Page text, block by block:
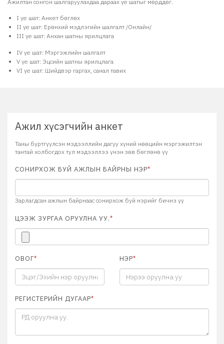
Ажилтан сонгон шалгаруулахдаа дараах үе шатыг мөрддөг.
I үе шат: Анкет бөглөх
II үе шат: Ерөнхий мэдлэгийн шалгалт /Онлайн/
III үе шат: Анхан шатны ярилцлага
IV үе шат: Мэргэжлийн шалгалт
V үе шат: Эцсийн шатны ярилцлага
VI үе шат: Шийдвэр гаргах, санал тавих
Ажил хүсэгчийн анкет
Таны бүртгүүлсэн мэдээллийн дагуу хүний нөөцийн мэргэжилтэн
тантай холбогдох тул мэдээллээ үнэн зөв бөглөнө үү
СОНИРХОЖ БУЙ АЖЛЫН БАЙРНЫ НЭР*
Зарлагдсан ажлын байрнаас сонирхож буй нэрийг бичнэ үү
ЦЭЭЖ ЗУРГАА ОРУУЛНА УУ.*
ОВОГ* НЭР*
РЕГИСТЕРИЙН ДУГААР*